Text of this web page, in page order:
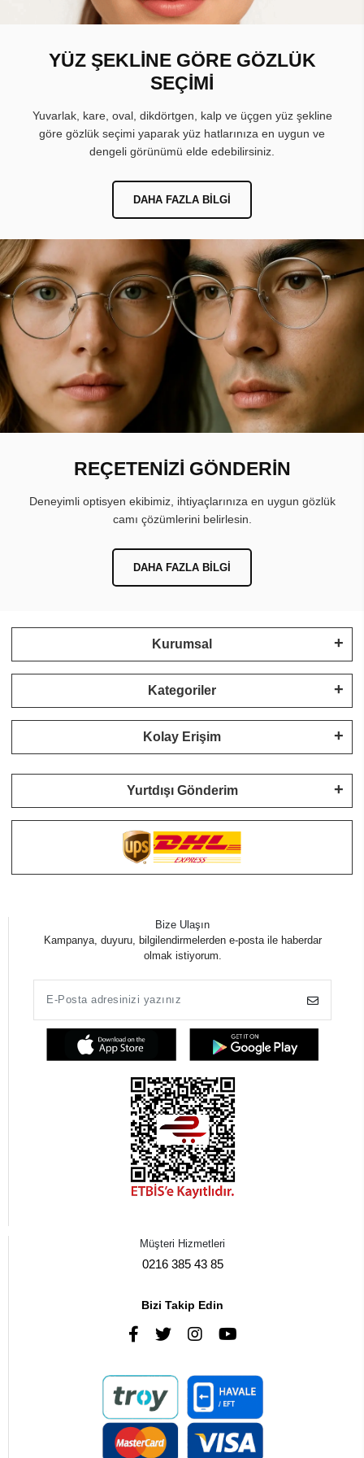
YÜZ ŞEKLİNE GÖRE GÖZLÜK
SEÇİMİ
Yuvarlak, kare, oval, dikdörtgen, kalp ve üçgen yüz şekline
göre gözlük seçimi yaparak yüz hatlarınıza en uygun ve
dengeli görünümü elde edebilirsiniz.
DAHA FAZLA BILGI
REÇETENİZİ GÖNDERİN
Deneyimli optisyen ekibimiz, ihtiyaçlarınıza en uygun gözlük
camı çözümlerini belirlesin.
DAHA FAZLA BILGI
Kurumsal
Kategoriler
Kolay Erişim
Yurtdışı Gönderim
Bize Ulaşın
Kampanya, duyuru, bilgilendirmelerden e-posta ile haberdar
olmak istiyorum.
Müşteri Hizmetleri
0216 385 43 85
Bizi Takip Edin